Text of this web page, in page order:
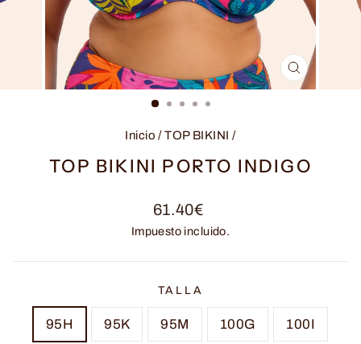
CERRAR
(ESC)
Inicio / TOP BIKINI /
TOP BIKINI PORTO INDIGO
Precio
habitual
61.40€
Impuesto incluido.
TALLA
95H 95K 95M 100G 100I